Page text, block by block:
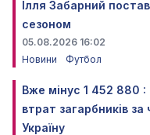
Ілля Забарний
сезоном
05.08.2026 16:02
Новини
Футбол
Вже мінус 1 452 880 :
втрат загарбників
Україну